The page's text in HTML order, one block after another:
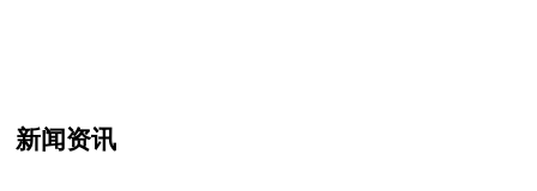
新闻资讯